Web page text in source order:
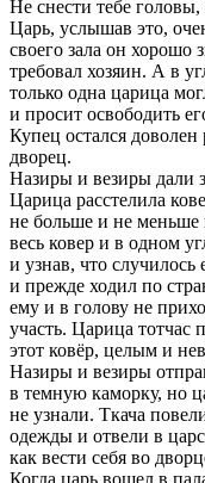
Не снести тебе
Царь, услышав это,
своего зала он хорошо
требовал хозяин. А в
только одна царица
и просит освободить
Купец остался
дворец.
Назиры и везиры дали
Царица расстелила
не больше и не меньше
весь ковер и в одном
и узнав, что
и прежде ходил по
ему и в голову не
участь. Царица тотчас
этот ковёр, целым и
Назиры и везиры
в темную каморку, но
не узнали. Ткача
одежды и отвели в
как вести себя во